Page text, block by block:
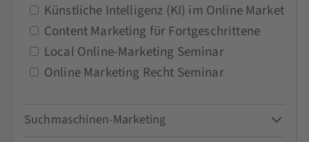
Künstliche Intelligenz (KI) im Online Marketing
Content Marketing für Fortgeschrittene
Local Online-Marketing Seminar
Online Marketing Recht Seminar
Suchmaschinen-Marketing